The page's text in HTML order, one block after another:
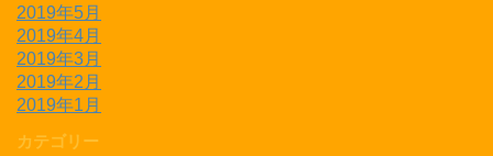
2019年5月
2019年4月
2019年3月
2019年2月
2019年1月
カテゴリー